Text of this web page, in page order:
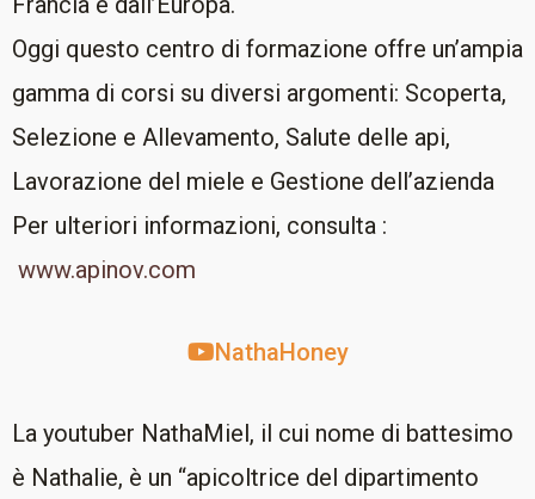
Oggi questo centro di formazione offre un’ampia
gamma di corsi su diversi argomenti: Scoperta,
Selezione e Allevamento, Salute delle api,
Lavorazione del miele e Gestione dell’azienda
Per ulteriori informazioni, consulta :
www.apinov.com
NathaHoney
La youtuber NathaMiel, il cui nome di battesimo
è Nathalie, è un “apicoltrice del dipartimento